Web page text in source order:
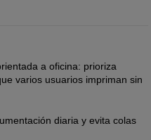
a oficina: prioriza
varios usuarios impriman sin
diaria y evita colas